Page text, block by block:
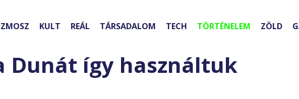
KULT REÁL TÁRSADALOM TECH TÖRTÉNELEM ZÖLD
Dunát így használtuk